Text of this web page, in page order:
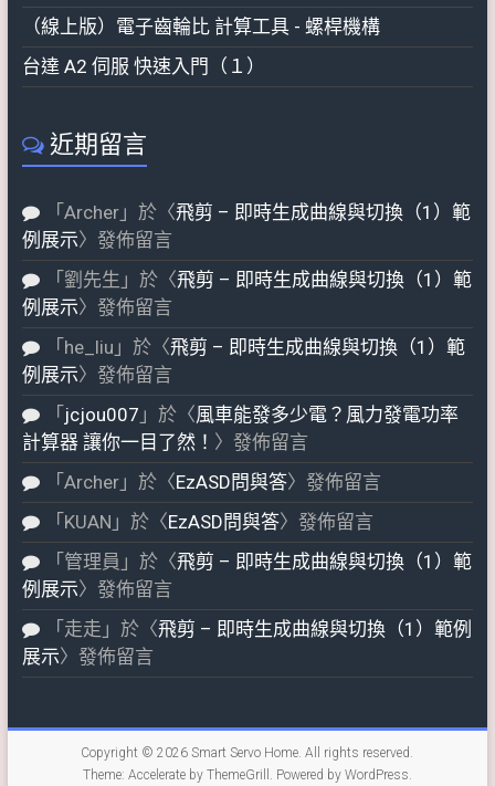
（線上版）電子齒輪比 計算工具 - 螺桿機構
台達 A2 伺服 快速入門（１）
近期留言
「 Archer」於〈飛剪 – 即時生成曲線與切換（1）範
例展示〉發佈留言
「 劉先生 」於〈飛剪 – 即時生成曲線與切換（1）範
例展示〉發佈留言
「 he_liu 」於〈飛剪 – 即時生成曲線與切換（1）範
例展示〉發佈留言
「 jcjou007 」於〈風車能發多少電？風力發電功率
計算器 讓你一目了然！ 〉發佈留言
「 Archer」於〈EzASD問與答〉發佈留言
「 KUAN 」於〈EzASD問與答〉發佈留言
「 管理員 」於〈飛剪 – 即時生成曲線與切換（1）範
例展示〉發佈留言
「 走走 」於〈飛剪 – 即時生成曲線與切換（1）範例
展示〉發佈留言
Copyright © 2026Smart Servo Home . All rights reserved.
Theme: Accelerateby ThemeGrill. Powered by WordPress